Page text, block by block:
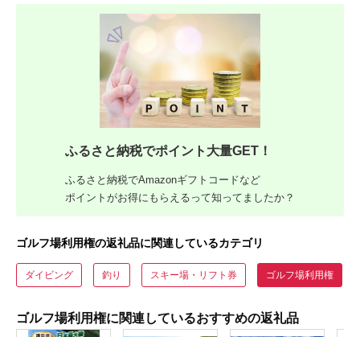
ふるさと納税でポイント大量GET！
ふるさと納税でAmazonギフトコードなど
ポイントがお得にもらえるって知ってましたか？
ゴルフ場利用権の返礼品に関連しているカテゴリ
ダイビング 釣り スキー場・リフト券 ゴルフ場利用権
ゴルフ場利用権に関連しているおすすめの返礼品